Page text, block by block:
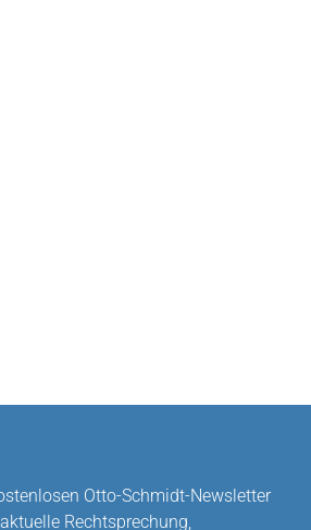
Otto-Schmidt-Newsletter
Rechtsprechung,